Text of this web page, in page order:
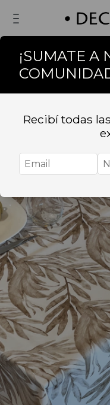
¡SUMATE A
Recibí todas